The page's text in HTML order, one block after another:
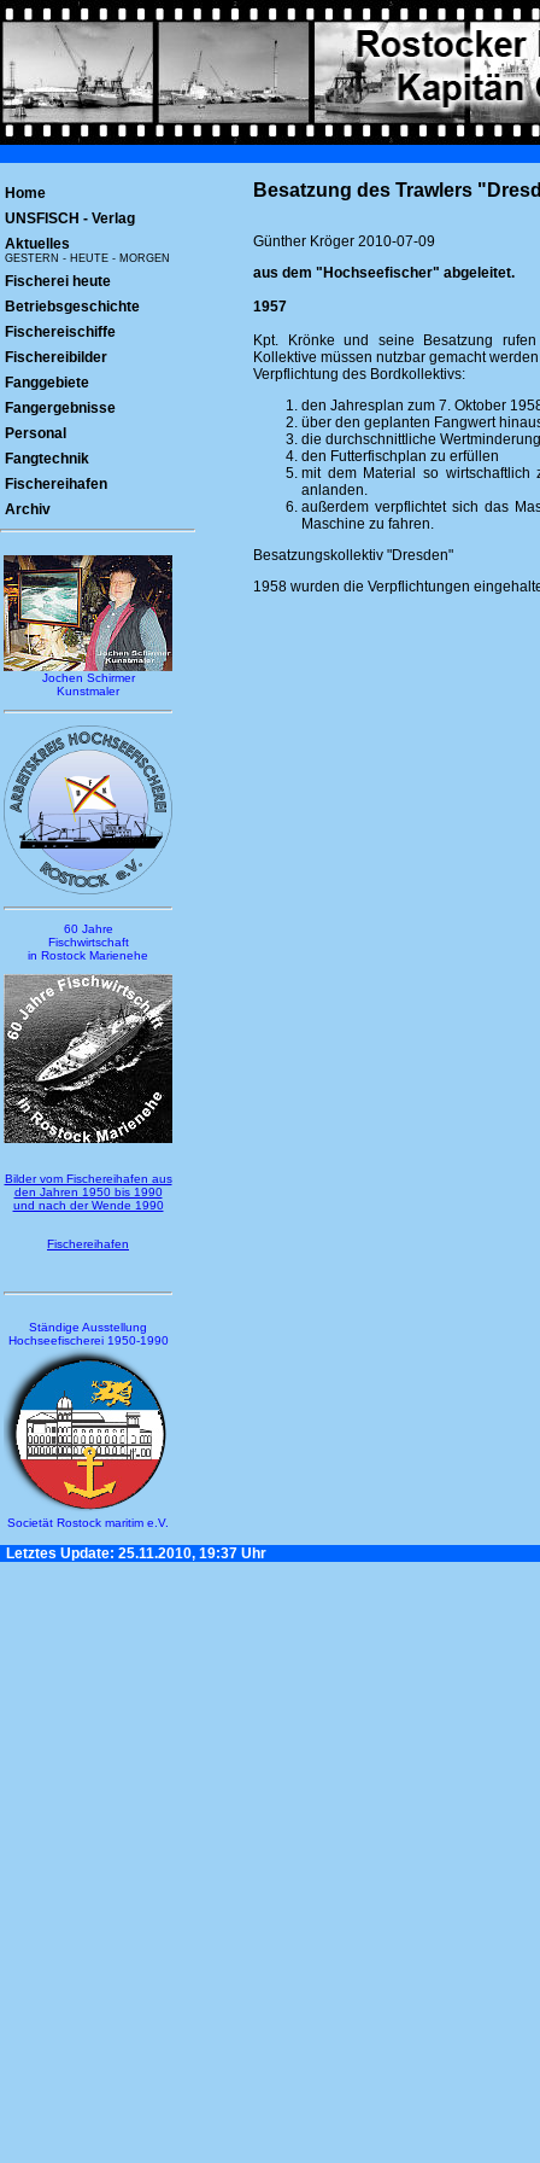
Home
UNSFISCH - Verlag
Aktuelles
GESTERN - HEUTE - MORGEN
Fischerei heute
Betriebsgeschichte
Fischereischiffe
Fischereibilder
Fanggebiete
Fangergebnisse
Personal
Fangtechnik
Fischereihafen
Archiv
Jochen Schirmer
Kunstmaler
60 Jahre
Fischwirtschaft
in Rostock Marienehe
Bilder vom Fischereihafen aus
den Jahren 1950 bis 1990
und nach der Wende 1990
Fischereihafen
Ständige Ausstellung
Hochseefischerei 1950-1990
Societät Rostock maritim e.V.
Besatzung des Trawlers
Günther Kröger 2010-07-09
aus dem "Hochseefischer" abgeleitet.
1957
Kpt. Krönke und seine Besatzung
Kollektive müssen nutzbar gemacht
Verpflichtung des Bordkollektivs:
den Jahresplan zum 7. Oktober
über den geplanten Fangwert
die durchschnittliche
den Futterfischplan zu erfüllen
mit dem Material so
anlanden.
außerdem verpflichtet sich das
Maschine zu fahren.
Besatzungskollektiv "Dresden"
1958 wurden die Verpflichtungen
Letztes Update: 25.11.2010, 19:37 Uhr